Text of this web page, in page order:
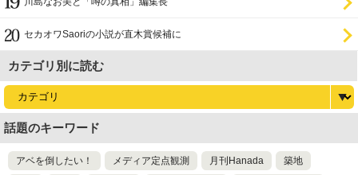
セカオワSaoriの小説が直木賞候補に
カテゴリ別に読む
話題のキーワード
アベを倒したい！ メディア定点観測 月刊Hanada 築地